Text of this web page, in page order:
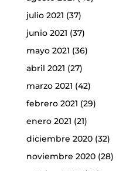
julio 2021 (37)
junio 2021 (37)
mayo 2021 (36)
abril 2021 (27)
marzo 2021 (42)
febrero 2021 (29)
enero 2021 (21)
diciembre 2020(32)
noviembre 2020(28)